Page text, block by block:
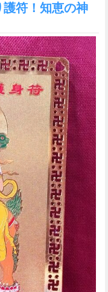
符！知恵の神